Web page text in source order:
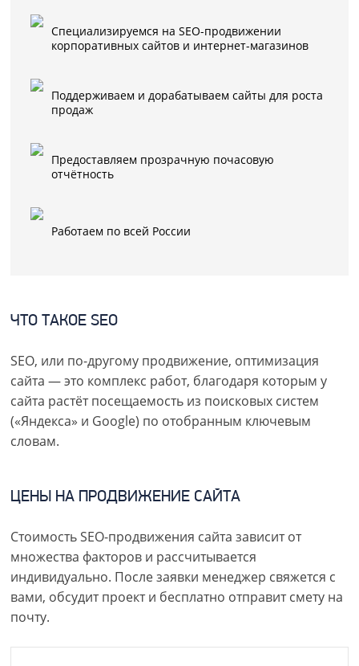
Специализируемся на SEO-продвижении
корпоративных сайтов и интернет-магазинов
Поддерживаем и дорабатываем сайты для роста
продаж
Предоставляем прозрачную почасовую
отчётность
Работаем по всей России
ЧТО ТАКОЕ SEO
SEO, или по-другому продвижение, оптимизация
сайта — это комплекс работ, благодаря которым у
сайта растёт посещаемость из поисковых систем
(«Яндекса» и Google) по отобранным ключевым
словам.
ЦЕНЫ НА ПРОДВИЖЕНИЕ САЙТА
Стоимость SEO-продвижения сайта зависит от
множества факторов и рассчитывается
индивидуально. После заявки менеджер свяжется с
вами, обсудит проект и бесплатно отправит смету на
почту.